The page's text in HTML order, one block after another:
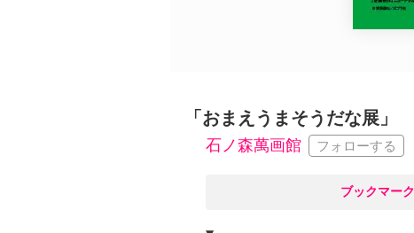
「おまえうまそうだな展」
石ノ森萬画館 フォローする
ブックマーク